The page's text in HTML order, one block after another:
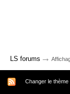
LS forums →
Changer le thème